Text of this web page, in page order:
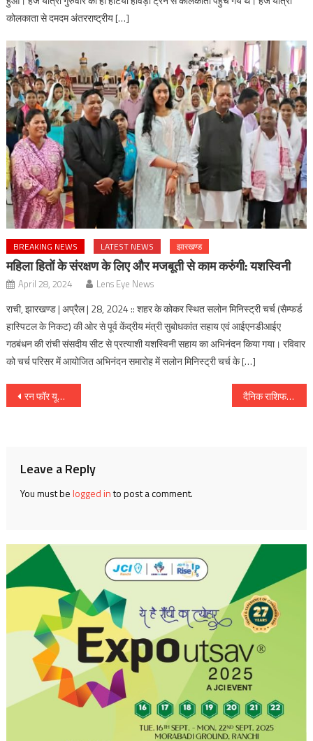
कोलकाता से दमदम अंतरराष्ट्रीय […]
BREAKING NEWS LATEST NEWS झारखण्ड
महिला हितों के संरक्षण के लिए और मजबूती से काम करुंगी: यशस्विनी
April 28, 2024 Lens Eye News
राची, झारखण्ड | अप्रैल | 28, 2024 :: शहर के कोकर स्थित सलोन मिनिस्ट्री चर्च (सैम्फर्ड
हास्पिटल के निकट) की ओर से पूर्व केंद्रीय मंत्री सुबोधकांत सहाय एवं आईएनडीआईए
गठबंधन की रांची संसदीय सीट से प्रत्याशी यशस्विनी सहाय का अभिनंदन किया गया। रविवार
को चर्च परिसर में आयोजित अभिनंदन समारोह में सलोन मिनिस्ट्री चर्च के […]
Post
रन फॉर यूनिटी में ज्यादा से ज्यादा लोग शामिल हों : रघुवर दास ( मुख्यमंत्री, झारखण्ड ) दैनिक राशिफल : दिनांक 25 अक्टूबर 2017, दिन बुधवार :: ज्योतिष शास्त्री स्वामी दिव्यानंद ( डॉ सुनील बर्मन )
Leave a Reply
You must belogged into post a comment.